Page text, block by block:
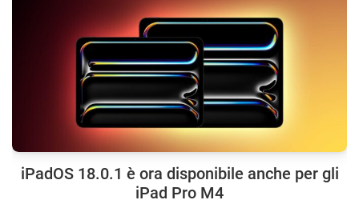
iPadOS 18.0.1 è ora disponibile anche per gli
iPad Pro M4